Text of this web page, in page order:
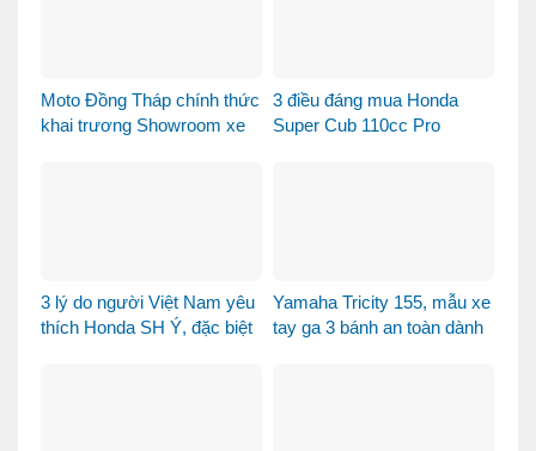
Moto Đồng Tháp chính thức
khai trương Showroom xe
3 điều đáng mua Honda
Super Cub 110cc Pro
3 lý do người Việt Nam yêu
thích Honda SH Ý, đặc biệt
Yamaha Tricity 155, mẫu xe
tay ga 3 bánh an toàn dành